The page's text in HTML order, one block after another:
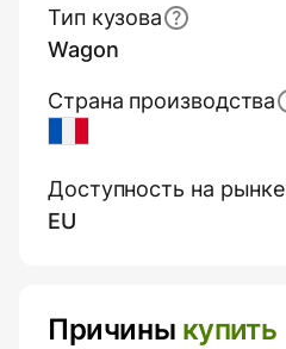
Страна производства
Тип кузова
Wagon
Доступность на рынке
EU
Плюсы и минусы
Причины купить